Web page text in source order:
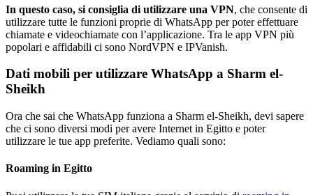
In questo caso, si consiglia di utilizzare una VPN, che consente di
utilizzare tutte le funzioni proprie di WhatsApp per poter effettuare
chiamate e videochiamate con l’applicazione. Tra le app VPN più
popolari e affidabili ci sono NordVPN e IPVanish.
Dati mobili per utilizzare WhatsApp a Sharm el-
Sheikh
Ora che sai che WhatsApp funziona a Sharm el-Sheikh, devi sapere
che ci sono diversi modi per avere Internet in Egitto e poter
utilizzare le tue app preferite. Vediamo quali sono:
Roaming in Egitto